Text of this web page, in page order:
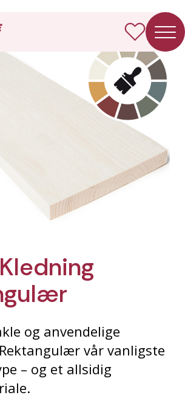
og anvendelige
vår vanligste
– og et allsidig